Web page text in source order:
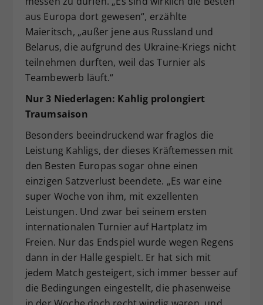
aus Europa dort gewesen“, erzählte
Maieritsch, „außer jene aus Russland und
Belarus, die aufgrund des Ukraine-Kriegs nicht
teilnehmen durften, weil das Turnier als
Teambewerb läuft.“
Nur 3 Niederlagen: Kahlig prolongiert
Traumsaison
Besonders beeindruckend war fraglos die
Leistung Kahligs, der dieses Kräftemessen mit
den Besten Europas sogar ohne einen
einzigen Satzverlust beendete. „Es war eine
super Woche von ihm, mit exzellenten
Leistungen. Und zwar bei seinem ersten
internationalen Turnier auf Hartplatz im
Freien. Nur das Endspiel wurde wegen Regens
dann in der Halle gespielt. Er hat sich mit
jedem Match gesteigert, sich immer besser auf
die Bedingungen eingestellt, die phasenweise